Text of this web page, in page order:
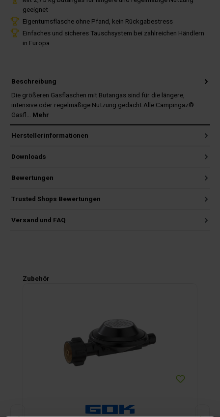
geeignet
Eigentumsflasche ohne Pfand, kein Rückgabestress
Einfaches und sicheres Tauschsystem bei zahlreichen Händlern
in Europa
Beschreibung
Die größeren Gasflaschen mit Butangas sind für die längere,
intensive oder regelmäßige Nutzung gedacht.Alle Campingaz®
Gasfl… Mehr
Herstellerinformationen
Downloads
Bewertungen
Trusted Shops Bewertungen
Versand und FAQ
Produktgalerie überspringen
Zubehör